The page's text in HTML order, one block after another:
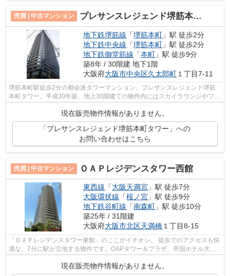
売買 | 中古マンション プレサンスレジェンド堺筋本町タワー
地下鉄堺筋線 「堺筋本町 」駅 徒歩2分
地下鉄中央線 「堺筋本町 」駅 徒歩2分
地下鉄御堂筋線 「本町 」駅 徒歩9分
築8年 / 30階建 地下1階
大阪府大阪市中央区久太郎町 １丁目7-11
堺筋本町駅徒歩2分の都会派タワーマンション、プレサンスレジェンド堺筋
本町タワー。平成30年築、地上30階建ての物件内にはスカイラウンジやフィ
現在販売物件情報がありません。
「プレサンスレジェンド堺筋本町タワー」への
お問い合わせはこちら
売買 | 中古マンション ＯＡＰレジデンスタワー西館
東西線 「大阪天満宮 」駅 徒歩7分
大阪環状線 「桜ノ宮 」駅 徒歩9分
地下鉄谷町線 「南森町 」駅 徒歩10分
築25年 / 31階建
大阪府大阪市北区天満橋１丁目8-15
「ＯＡＰレジデンスタワー東館」のここがイチオシ。 徒歩でのアクセスも快
適な、7分に駅が立地する物件です。OAPタワー＆プラザ、帝国ホテル大
現在販売物件情報がありません。